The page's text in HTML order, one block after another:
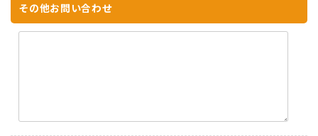
その他お問い合わせ